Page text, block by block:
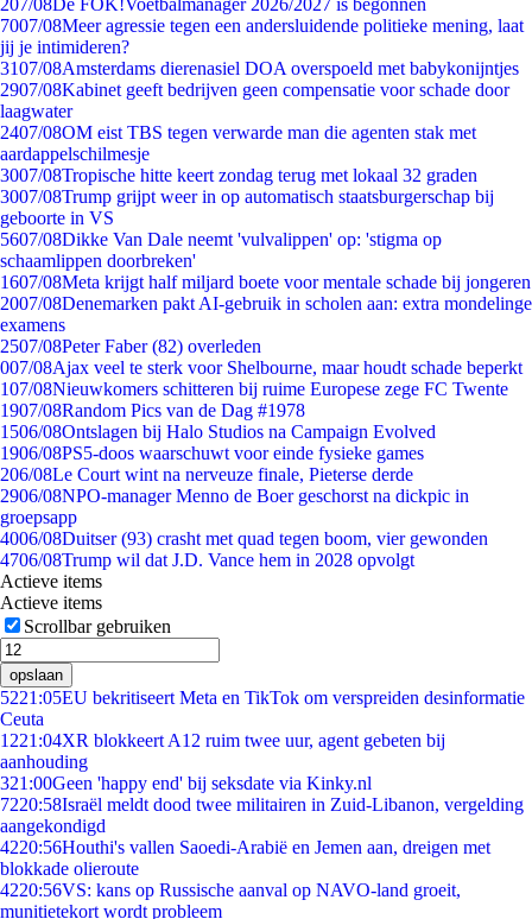
207/08De FOK!Voetbalmanager 2026/2027 is begonnen
7007/08Meer agressie tegen een andersluidende politieke mening, laat
jij je intimideren?
3107/08Amsterdams dierenasiel DOA overspoeld met babykonijntjes
2907/08Kabinet geeft bedrijven geen compensatie voor schade door
laagwater
2407/08OM eist TBS tegen verwarde man die agenten stak met
aardappelschilmesje
3007/08Tropische hitte keert zondag terug met lokaal 32 graden
3007/08Trump grijpt weer in op automatisch staatsburgerschap bij
geboorte in VS
5607/08Dikke Van Dale neemt 'vulvalippen' op: 'stigma op
schaamlippen doorbreken'
1607/08Meta krijgt half miljard boete voor mentale schade bij jongeren
2007/08Denemarken pakt AI-gebruik in scholen aan: extra mondelinge
examens
2507/08Peter Faber (82) overleden
007/08Ajax veel te sterk voor Shelbourne, maar houdt schade beperkt
107/08Nieuwkomers schitteren bij ruime Europese zege FC Twente
1907/08Random Pics van de Dag #1978
1506/08Ontslagen bij Halo Studios na Campaign Evolved
1906/08PS5-doos waarschuwt voor einde fysieke games
206/08Le Court wint na nerveuze finale, Pieterse derde
2906/08NPO-manager Menno de Boer geschorst na dickpic in
groepsapp
4006/08Duitser (93) crasht met quad tegen boom, vier gewonden
4706/08Trump wil dat J.D. Vance hem in 2028 opvolgt
Actieve items
Actieve items
Scrollbar gebruiken
opslaan
5221:05EU bekritiseert Meta en TikTok om verspreiden desinformatie
Ceuta
1221:04XR blokkeert A12 ruim twee uur, agent gebeten bij
aanhouding
321:00Geen 'happy end' bij seksdate via Kinky.nl
7220:58Israël meldt dood twee militairen in Zuid-Libanon, vergelding
aangekondigd
4220:56Houthi's vallen Saoedi-Arabië en Jemen aan, dreigen met
blokkade olieroute
4220:56VS: kans op Russische aanval op NAVO-land groeit,
munitietekort wordt probleem